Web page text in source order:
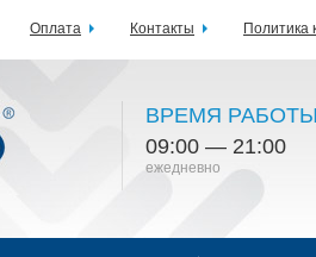
ВРЕМЯ
09:00 — 21:00
ежедневно
Оплата Контакты Политика